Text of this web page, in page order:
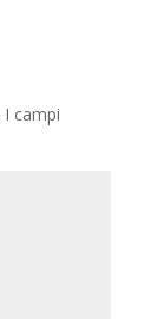
I campi